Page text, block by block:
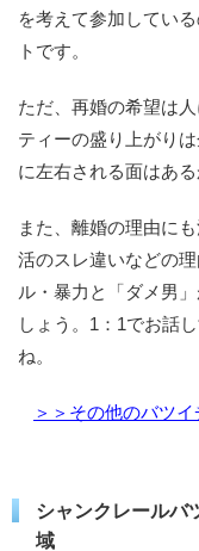
を考えて参加してい
トです。
ただ、再婚の希望は
ティーの盛り上がり
に左右される面はある
また、離婚の理由に
活のスレ違いなどの
ル・暴力と「ダメ男
しょう。1：1でお話
ね。
＞＞その他のバツ
シャンクレールバ
域